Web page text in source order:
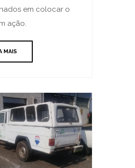
em colocar o
ação.
MAIS